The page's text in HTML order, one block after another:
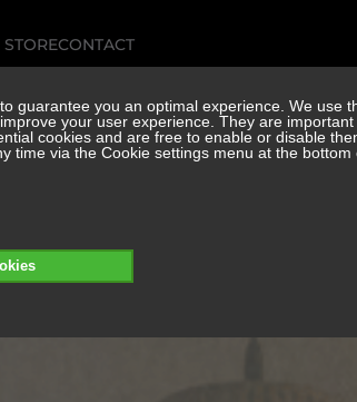
STORECONTACT